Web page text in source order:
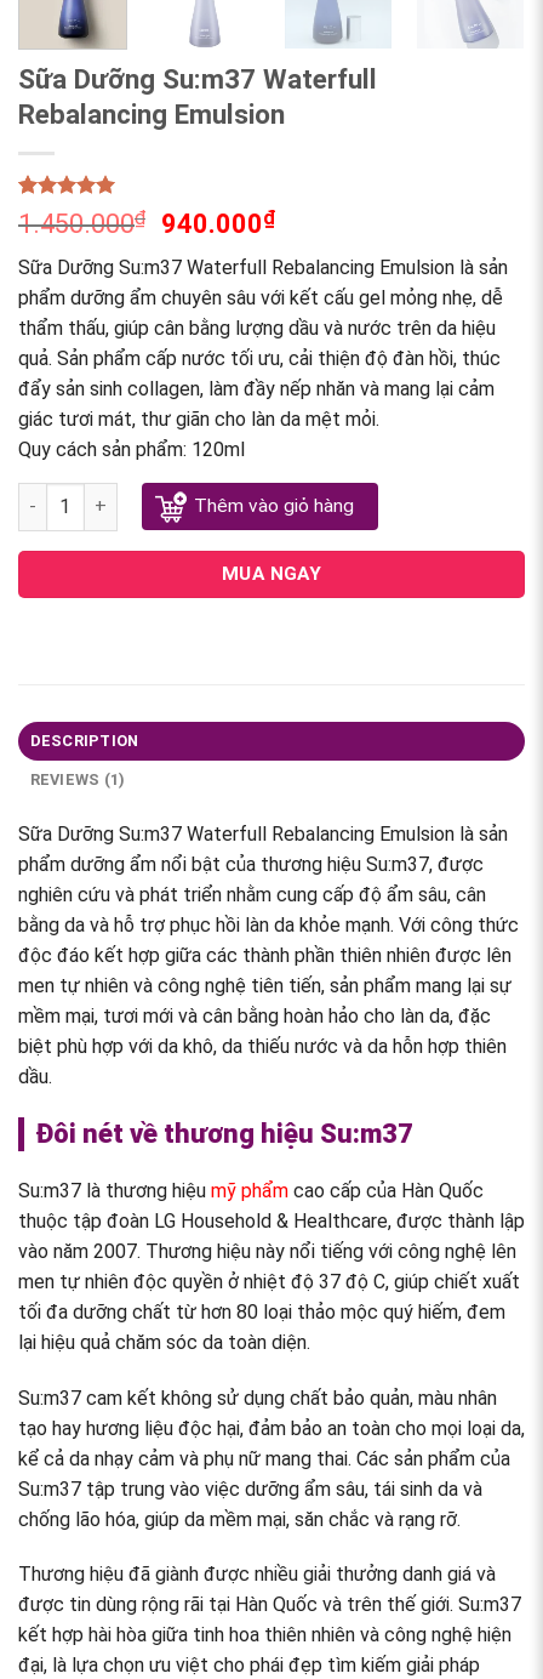
Sữa Dưỡng Su:m37 Waterfull
Rebalancing Emulsion
Rated5.00
out of 5
1
customer
rating
1.450.000₫ 940.000₫
Sữa Dưỡng Su:m37 Waterfull Rebalancing Emulsion là sản
phẩm dưỡng ẩm chuyên sâu với kết cấu gel mỏng nhẹ, dễ
thẩm thấu, giúp cân bằng lượng dầu và nước trên da hiệu
quả. Sản phẩm cấp nước tối ưu, cải thiện độ đàn hồi, thúc
đẩy sản sinh collagen, làm đầy nếp nhăn và mang lại cảm
giác tươi mát, thư giãn cho làn da mệt mỏi.
Quy cách sản phẩm: 120ml
Sữa Dưỡng Su:m37 Waterfull Rebalancing Emulsion quantity
Thêm vào giỏ hàng
MUA NGAY
DESCRIPTION
REVIEWS (1)
Sữa Dưỡng Su:m37 Waterfull Rebalancing Emulsion là sản
phẩm dưỡng ẩm nổi bật của thương hiệu Su:m37, được
nghiên cứu và phát triển nhằm cung cấp độ ẩm sâu, cân
bằng da và hỗ trợ phục hồi làn da khỏe mạnh. Với công thức
độc đáo kết hợp giữa các thành phần thiên nhiên được lên
men tự nhiên và công nghệ tiên tiến, sản phẩm mang lại sự
mềm mại, tươi mới và cân bằng hoàn hảo cho làn da, đặc
biệt phù hợp với da khô, da thiếu nước và da hỗn hợp thiên
dầu.
Đôi nét về thương hiệu Su:m37
Su:m37 là thương hiệu mỹ phẩm cao cấp của Hàn Quốc
thuộc tập đoàn LG Household & Healthcare, được thành lập
vào năm 2007. Thương hiệu này nổi tiếng với công nghệ lên
men tự nhiên độc quyền ở nhiệt độ 37 độ C, giúp chiết xuất
tối đa dưỡng chất từ hơn 80 loại thảo mộc quý hiếm, đem
lại hiệu quả chăm sóc da toàn diện.
Su:m37 cam kết không sử dụng chất bảo quản, màu nhân
tạo hay hương liệu độc hại, đảm bảo an toàn cho mọi loại da,
kể cả da nhạy cảm và phụ nữ mang thai. Các sản phẩm của
Su:m37 tập trung vào việc dưỡng ẩm sâu, tái sinh da và
chống lão hóa, giúp da mềm mại, săn chắc và rạng rỡ.
Thương hiệu đã giành được nhiều giải thưởng danh giá và
được tin dùng rộng rãi tại Hàn Quốc và trên thế giới. Su:m37
kết hợp hài hòa giữa tinh hoa thiên nhiên và công nghệ hiện
đại, là lựa chọn ưu việt cho phái đẹp tìm kiếm giải pháp